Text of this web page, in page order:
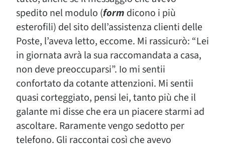
spedito nel modulo (form dicono i più
esterofili) del sito dell’assistenza clienti delle
Poste, l’aveva letto, eccome. Mi rassicurò: “Lei
in giornata avrà la sua raccomandata a casa,
non deve preoccuparsi”. Io mi sentii
confortato da cotante attenzioni. Mi sentii
quasi corteggiato, pensi lei, tanto più che il
galante mi disse che era un piacere starmi ad
ascoltare. Raramente vengo sedotto per
telefono. Gli raccontai così che avevo